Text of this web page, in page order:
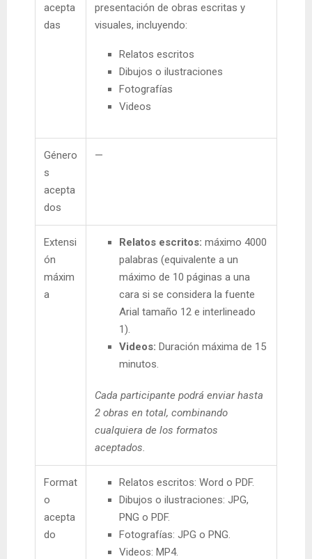
acepta
das
presentación de obras escritas y
visuales, incluyendo:
Relatos escritos
Dibujos o ilustraciones
Fotografías
Videos
Género
s
acepta
dos
—
Extensi
ón
máxim
a
Relatos escritos: máximo 4000
palabras (equivalente a un
máximo de 10 páginas a una
cara si se considera la fuente
Arial tamaño 12 e interlineado
1).
Videos: Duración máxima de 15
minutos.
Cada participante podrá enviar hasta
2 obras en total, combinando
cualquiera de los formatos
aceptados.
Format
o
acepta
do
Relatos escritos: Word o PDF.
Dibujos o ilustraciones: JPG,
PNG o PDF.
Fotografías: JPG o PNG.
Videos: MP4.